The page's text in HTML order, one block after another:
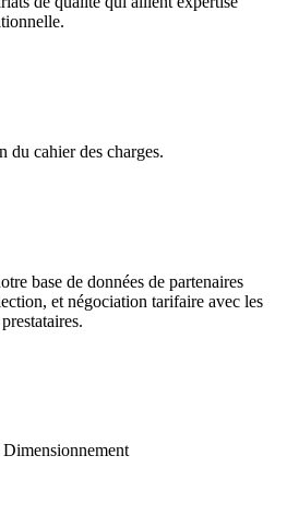
cahier des charges.
base de données de partenaires
et négociation tarifaire avec les
prestataires.